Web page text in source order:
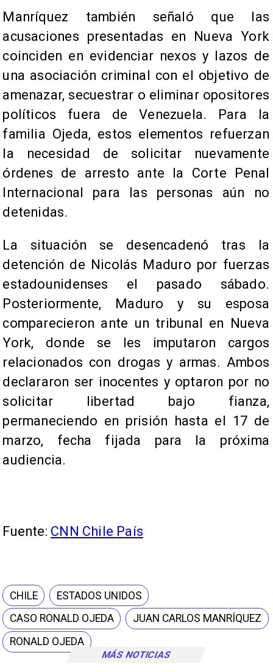
MÁS NOTICIAS
Manríquez también señaló que las
acusaciones presentadas en Nueva York
coinciden en evidenciar nexos y lazos de
una asociación criminal con el objetivo de
amenazar, secuestrar o eliminar opositores
políticos fuera de Venezuela. Para la
familia Ojeda, estos elementos refuerzan
la necesidad de solicitar nuevamente
órdenes de arresto ante la Corte Penal
Internacional para las personas aún no
detenidas.
La situación se desencadenó tras la
detención de Nicolás Maduro por fuerzas
estadounidenses el pasado sábado.
Posteriormente, Maduro y su esposa
comparecieron ante un tribunal en Nueva
York, donde se les imputaron cargos
relacionados con drogas y armas. Ambos
declararon ser inocentes y optaron por no
solicitar libertad bajo fianza,
permaneciendo en prisión hasta el 17 de
marzo, fecha fijada para la próxima
audiencia.
Fuente: CNN Chile País
CHILE
ESTADOS UNIDOS
CASO RONALD OJEDA
JUAN CARLOS MANRÍQUEZ
RONALD OJEDA